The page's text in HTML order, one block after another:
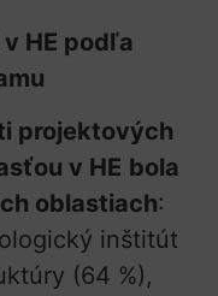
HE podľa
projektových
v HE bola
oblastiach:
inštitút
(64 %),